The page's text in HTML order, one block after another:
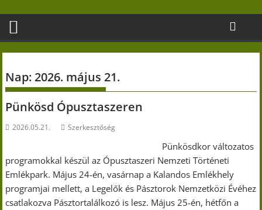
content
Nap: 2026. május 21.
Pünkösd Ópusztaszeren
2026.05.21. Szerkesztőség
Pünkösdkor változatos
programokkal készül az Ópusztaszeri Nemzeti Történeti
Emlékpark. Május 24-én, vasárnap a Kalandos Emlékhely
programjai mellett, a Legelők és Pásztorok Nemzetközi Évéhez
csatlakozva Pásztortalálkozó is lesz. Május 25-én, hétfőn a